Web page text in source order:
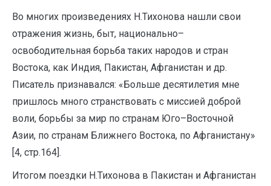
Во многих произведениях Н.Тихонова нашли свои
отражения жизнь, быт, национально–
освободительная борьба таких народов и стран
Востока, как Индия, Пакистан, Афганистан и др.
Писатель признавался: «Больше десятилетия мне
пришлось много странствовать с миссией доброй
воли, борьбы за мир по странам Юго–Восточной
Азии, по странам Ближнего Востока, по Афганистану»
[4, стр.164].
Итогом поездки Н.Тихонова в Пакистан и Афганистан